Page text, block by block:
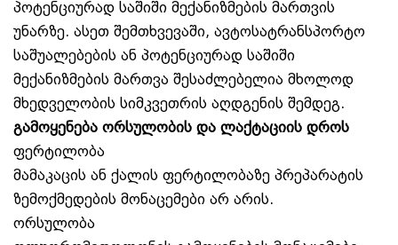
პოტენციურად საშიში მექანიზმების მართვის
უნარზე. ასეთ შემთხვევაში, ავტოსატრანსპორტო
საშუალებების ან პოტენციურად საშიში
მექანიზმების მართვა შესაძლებელია მხოლოდ
მხედველობის სიმკვეთრის აღდგენის შემდეგ.
გამოყენება ორსულობის და ლაქტაციის დროს
ფერტილობა
მამაკაცის ან ქალის ფერტილობაზე პრეპარატის
ზემოქმედების მონაცემები არ არის.
ორსულობა